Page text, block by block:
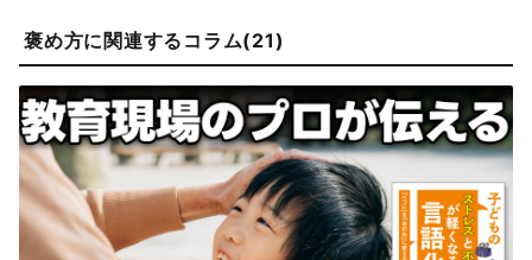
褒め方に関連するコラム(21)